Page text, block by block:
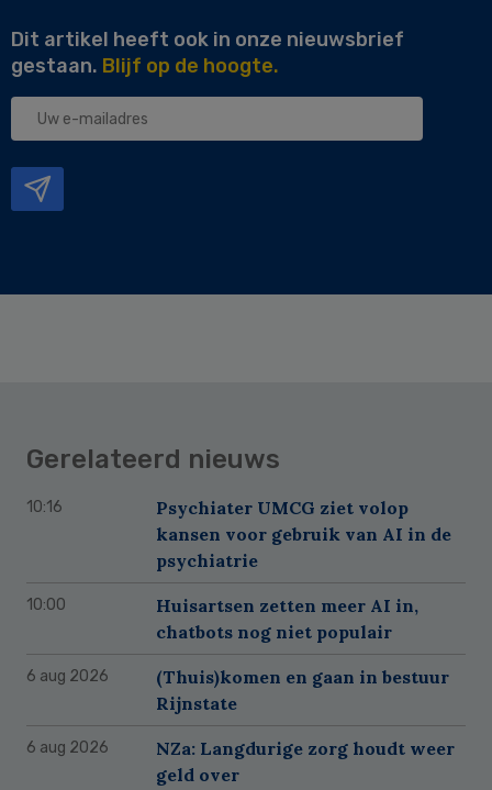
Dit artikel heeft ook in onze nieuwsbrief
gestaan. Blijf op de hoogte.
Uw
Gerelateerd nieuws
10:16
Psychiater UMCG ziet volop
kansen voor gebruik van AI in de
psychiatrie
10:00
Huisartsen zetten meer AI in,
chatbots nog niet populair
6 aug 2026
(Thuis)komen en gaan in bestuur
Rijnstate
6 aug 2026
NZa: Langdurige zorg houdt weer
geld over